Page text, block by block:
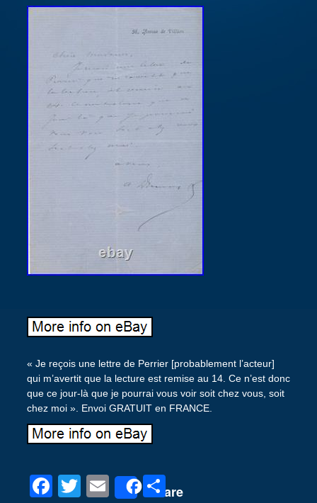
« Je reçois une lettre de Perrier [probablement l’acteur]
qui m’avertit que la lecture est remise au 14. Ce n’est donc
que ce jour-là que je pourrai vous voir soit chez vous, soit
chez moi ». Envoi GRATUIT en FRANCE.
F
T
E
Share
P